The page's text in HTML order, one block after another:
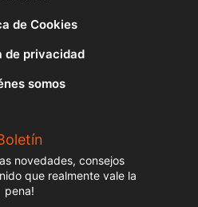
de Cookies
de privacidad
somos
novedades, consejos
que realmente vale la
pena!